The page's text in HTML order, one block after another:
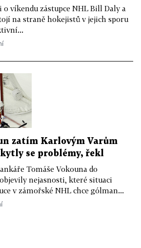
o víkendu zástupce NHL Bill Daly a
na straně hokejistů v jejich sporu
zatím Karlovým Varům
se problémy, řekl
Tomáše Vokouna do
nejasnosti, které situaci
v zámořské NHL chce gólman...